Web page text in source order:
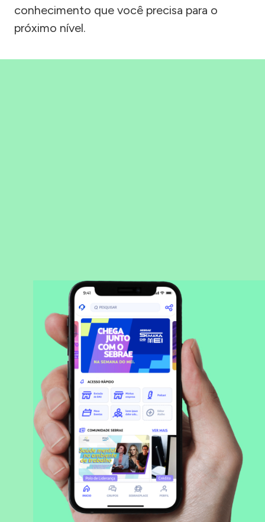
conhecimento que você precisa para o
próximo nível.